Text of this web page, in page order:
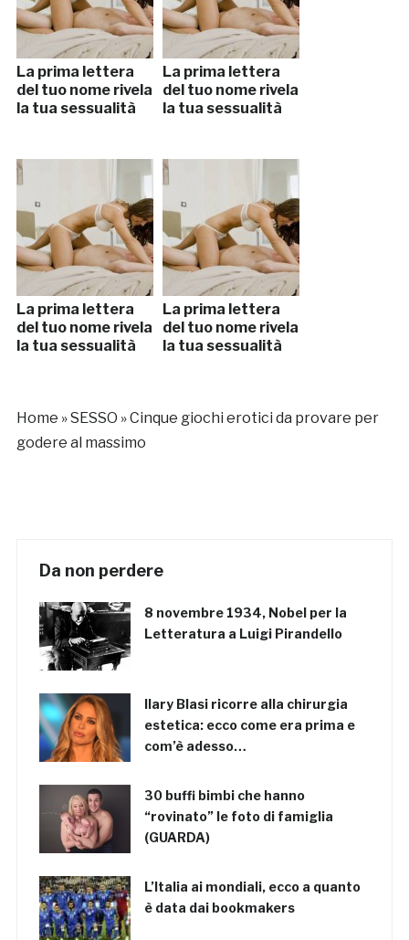
La prima lettera
del tuo nome rivela
la tua sessualità
La prima lettera
del tuo nome rivela
la tua sessualità
La prima lettera
del tuo nome rivela
la tua sessualità
La prima lettera
del tuo nome rivela
la tua sessualità
Home »SESSO »Cinque giochi erotici da provare per
godere al massimo
Da non perdere
8 novembre 1934, Nobel per la
Letteratura a Luigi Pirandello
Ilary Blasi ricorre alla chirurgia
estetica: ecco come era prima e
com’è adesso…
30 buffi bimbi che hanno
“rovinato” le foto di famiglia
(GUARDA)
L’Italia ai mondiali, ecco a quanto
è data dai bookmakers